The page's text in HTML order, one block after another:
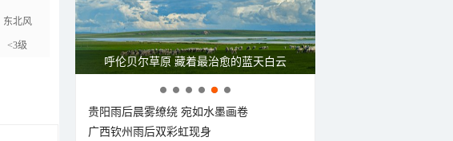
东北风
<3级
呼伦贝尔草原 藏着最治愈的蓝天白云
贵阳雨后晨雾缭绕 宛如水墨画卷
广西钦州雨后双彩虹现身